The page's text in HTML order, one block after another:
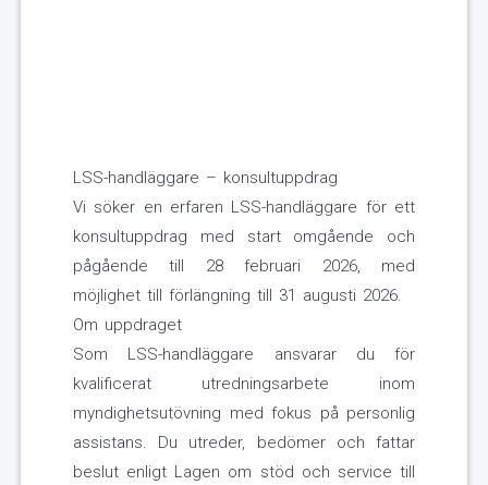
LSS-handläggare – konsultuppdrag
Vi söker en erfaren LSS-handläggare för ett
konsultuppdrag med start omgående och
pågående till 28 februari 2026, med
möjlighet till förlängning till 31 augusti 2026.
Om uppdraget
Som LSS-handläggare ansvarar du för
kvalificerat utredningsarbete inom
myndighetsutövning med fokus på personlig
assistans. Du utreder, bedömer och fattar
beslut enligt Lagen om stöd och service till